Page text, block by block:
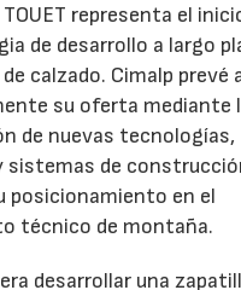
representa el
de desarrollo a largo
calzado. Cimalp prevé
su oferta mediante
de nuevas tecnologías,
sistemas de
posicionamiento en el
técnico de montaña.
desarrollar una